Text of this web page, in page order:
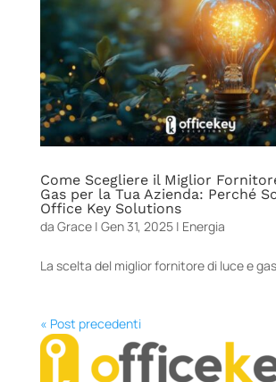
Come Scegliere il Miglior
Gas per la Tua Azienda: Perché
Office Key Solutions
da Grace| Gen 31, 2025| Energia
La scelta del miglior fornitore di luce e
« Post precedenti